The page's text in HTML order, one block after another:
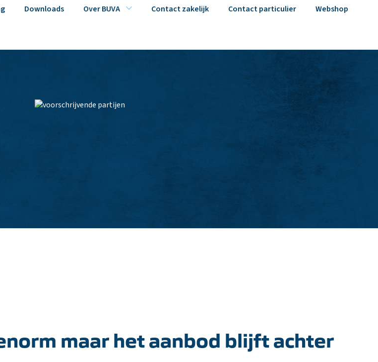
Downloads Over BUVA Contact zakelijk Contact particulier Webshop
maar het aanbod blijft achter